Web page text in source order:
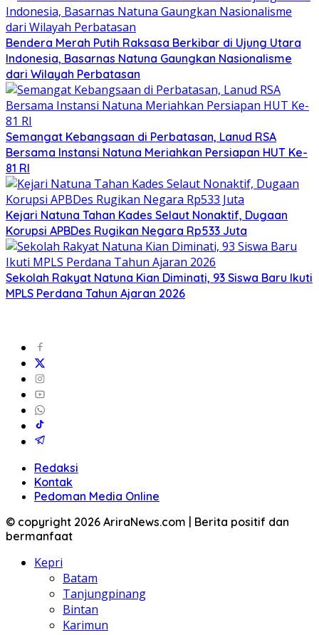
Bendera Merah Putih Raksasa Berkibar di Ujung Utara
Indonesia, Basarnas Natuna Gaungkan Nasionalisme
dari Wilayah Perbatasan
Semangat Kebangsaan di Perbatasan, Lanud RSA
Bersama Instansi Natuna Meriahkan Persiapan HUT Ke-
81 RI
Kejari Natuna Tahan Kades Selaut Nonaktif, Dugaan
Korupsi APBDes Rugikan Negara Rp533 Juta
Sekolah Rakyat Natuna Kian Diminati, 93 Siswa Baru Ikuti
MPLS Perdana Tahun Ajaran 2026
Redaksi
Kontak
Pedoman Media Online
© copyright 2026 AriraNews.com | Berita positif dan
bermanfaat
Kepri
Batam
Tanjungpinang
Bintan
Karimun